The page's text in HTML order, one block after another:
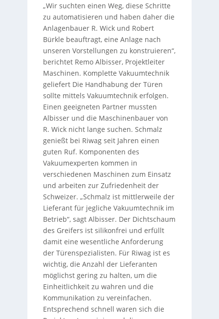
„Wir suchten einen Weg, diese Schritte
zu automatisieren und haben daher die
Anlagenbauer R. Wick und Robert
Bürkle beauftragt, eine Anlage nach
unseren Vorstellungen zu konstruieren“,
berichtet Remo Albisser, Projektleiter
Maschinen. Komplette Vakuumtechnik
geliefert Die Handhabung der Türen
sollte mittels Vakuumtechnik erfolgen.
Einen geeigneten Partner mussten
Albisser und die Maschinenbauer von
R. Wick nicht lange suchen. Schmalz
genießt bei Riwag seit Jahren einen
guten Ruf. Komponenten des
Vakuumexperten kommen in
verschiedenen Maschinen zum Einsatz
und arbeiten zur Zufriedenheit der
Schweizer. „Schmalz ist mittlerweile der
Lieferant für jegliche Vakuumtechnik im
Betrieb“, sagt Albisser. Der Dichtschaum
des Greifers ist silikonfrei und erfüllt
damit eine wesentliche Anforderung
der Türenspezialisten. Für Riwag ist es
wichtig, die Anzahl der Lieferanten
möglichst gering zu halten, um die
Einheitlichkeit zu wahren und die
Kommunikation zu vereinfachen.
Entsprechend schnell waren sich die